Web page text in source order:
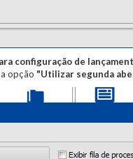
configuração de
opção "Utilizar segunda